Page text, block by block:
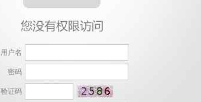
用户名
密码
验证码